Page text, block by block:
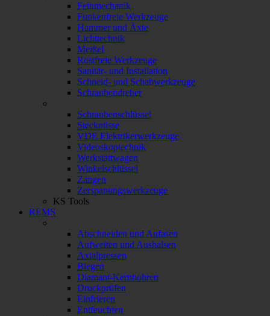
Feinmechanik
Funkenfreie Werkzeuge
Hammer und Äxte
Lichttechnik
Meißel
Rostfreie Werkzeuge
Sanitär- und Installation
Schneid- und Schabwerkzeuge
Schraubendreher
Schraubenschlüssel
Stecknüsse
VDE Elektrikerwerkzeuge
Videoskoptechnik
Werkstattwagen
Winkelschlüssel
Zangen
Zerspanungswerkzeuge
KS Tools
REMS
Abschneiden und Anfasen
Aufweiten und Aushalsen
Axialpressen
Biegen
Diamant-Kernbohren
Druckprüfen
Einfrieren
Entfeuchten